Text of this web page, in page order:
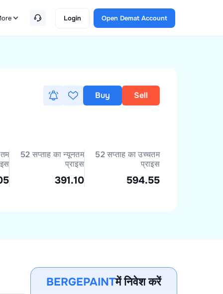
Login Open Demat Account
Buy Sell
52 सप्ताह का न्यूनतम
प्राइस
391.10
52 सप्ताह का उच्चतम
प्राइस
594.55
BERGEPAINTमें निवेश करें
खाता खोलने का शुल्क